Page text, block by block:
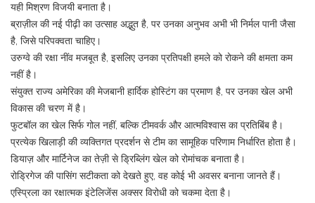
यही मिश्रण विजयी बनाता है।
ब्राज़ील की नई पीढ़ी का उत्साह अद्भुत है, पर उनका अनुभव अभी भी निर्मल पानी जैसा
है, जिसे परिपक्वता चाहिए।
उरुग्वे की रक्षा नींव मजबूत है, इसलिए उनका प्रतिपक्षी हमले को रोकने की क्षमता कम
नहीं है।
संयुक्त राज्य अमेरिका की मेजबानी हार्दिक होस्टिंग का प्रमाण है, पर उनका खेल अभी
विकास की चरण में है।
फुटबॉल का खेल सिर्फ गोल नहीं, बल्कि टीमवर्क और आत्मविश्वास का प्रतिबिंब है।
प्रत्येक खिलाड़ी की व्यक्तिगत प्रदर्शन से टीम का सामूहिक परिणाम निर्धारित होता है।
डियाज़ और मार्टिनेज का तेज़ी से ड्रिब्लिंग खेल को रोमांचक बनाता है।
रोड्रिगेज की पासिंग सटीकता को देखते हुए, वह कोई भी अवसर बनाना जानते हैं।
एस्प्रिला का रक्षात्मक इंटेलिजेंस अक्सर विरोधी को चकमा देता है।